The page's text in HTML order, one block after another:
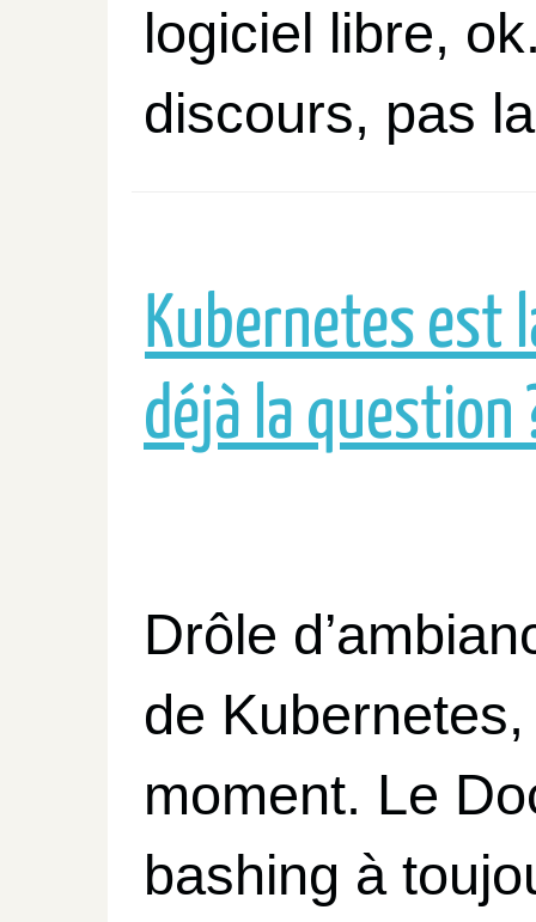
logiciel libre,
discours, pas
Kubernetes est
déjà la question
Drôle
de
moment. Le
bashing à